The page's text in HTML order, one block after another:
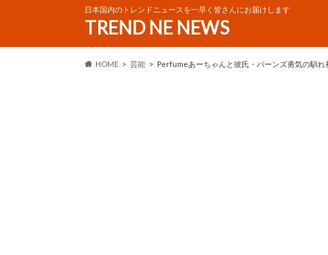
日本国内のトレンドニュースを一早く皆さんにお届けします
TREND NE NEWS
HOME 芸能 Perfumeあーちゃんと彼氏・バーンズ勇気の馴れ